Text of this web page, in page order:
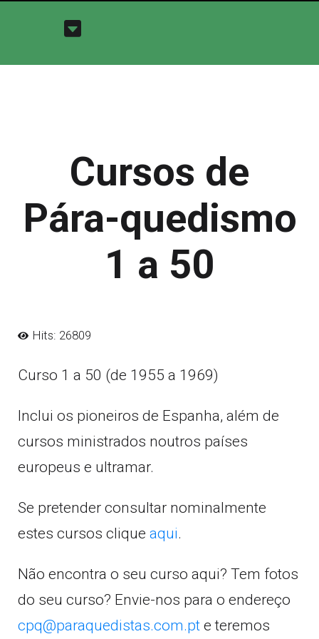
Cursos de
Pára-quedismo
1 a 50
Hits: 26809
Curso 1 a 50 (de 1955 a 1969)
Inclui os pioneiros de Espanha, além de
cursos ministrados noutros países
europeus e ultramar.
Se pretender consultar nominalmente
estes cursos clique aqui.
Não encontra o seu curso aqui? Tem fotos
do seu curso? Envie-nos para o endereço
cpq@paraquedistas.com.pt e teremos